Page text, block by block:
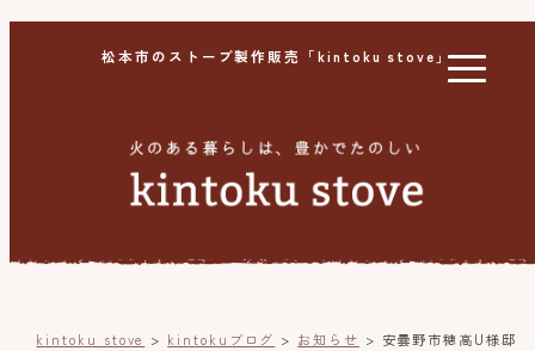
松本市のストーブ製作販売「kintoku stove」
kintoku stove > kintokuブログ > お知らせ > 安曇野市穂高U様邸